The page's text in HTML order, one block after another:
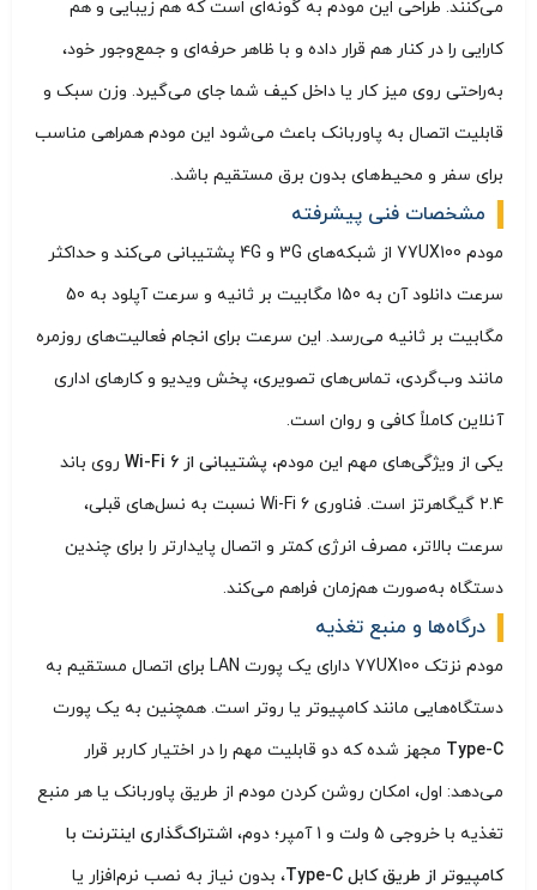
می‌کنند. طراحی این مودم به گونه‌ای است که هم زیبایی و هم
کارایی را در کنار هم قرار داده و با ظاهر حرفه‌ای و جمع‌وجور خود،
به‌راحتی روی میز کار یا داخل کیف شما جای می‌گیرد. وزن سبک و
قابلیت اتصال به پاوربانک باعث می‌شود این مودم همراهی مناسب
برای سفر و محیط‌های بدون برق مستقیم باشد.
مشخصات فنی پیشرفته
مودم 77UX100 از شبکه‌های 3G و 4G پشتیبانی می‌کند و حداکثر
سرعت دانلود آن به 150 مگابیت بر ثانیه و سرعت آپلود به 50
مگابیت بر ثانیه می‌رسد. این سرعت برای انجام فعالیت‌های روزمره
مانند وب‌گردی، تماس‌های تصویری، پخش ویدیو و کارهای اداری
آنلاین کاملاً کافی و روان است.
یکی از ویژگی‌های مهم این مودم، پشتیبانی از Wi-Fi 6
روی باند
2.4 گیگاهرتز است. فناوری Wi-Fi 6 نسبت به نسل‌های قبلی،
سرعت بالاتر، مصرف انرژی کمتر و اتصال پایدارتر را برای چندین
دستگاه به‌صورت هم‌زمان فراهم می‌کند.
درگاه‌ها و منبع تغذیه
مودم نزتک 77UX100 دارای یک پورت LAN برای اتصال مستقیم به
دستگاه‌هایی مانند کامپیوتر یا روتر است. همچنین به یک پورت
Type-C مجهز شده که دو قابلیت مهم را در اختیار کاربر قرار
می‌دهد: اول، امکان روشن کردن مودم از طریق پاوربانک یا هر منبع
تغذیه با خروجی 5 ولت و 1 آمپر؛ دوم،
اشتراک‌گذاری اینترنت با
کامپیوتر از طریق کابل Type-C
، بدون نیاز به نصب نرم‌افزار یا